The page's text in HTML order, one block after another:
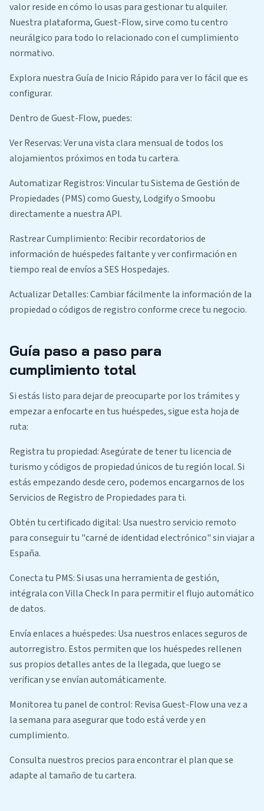
valor reside en cómo lo usas para gestionar tu alquiler.
Nuestra plataforma, Guest-Flow, sirve como tu centro
neurálgico para todo lo relacionado con el cumplimiento
normativo.
Explora nuestra Guía de Inicio Rápido para ver lo fácil que es
configurar.
Dentro de Guest-Flow, puedes:
Ver Reservas: Ver una vista clara mensual de todos los
alojamientos próximos en toda tu cartera.
Automatizar Registros: Vincular tu Sistema de Gestión de
Propiedades (PMS) como Guesty, Lodgify o Smoobu
directamente a nuestra API.
Rastrear Cumplimiento: Recibir recordatorios de
información de huéspedes faltante y ver confirmación en
tiempo real de envíos a SES Hospedajes.
Actualizar Detalles: Cambiar fácilmente la información de la
propiedad o códigos de registro conforme crece tu negocio.
Guía paso a paso para
cumplimiento total
Si estás listo para dejar de preocuparte por los trámites y
empezar a enfocarte en tus huéspedes, sigue esta hoja de
ruta:
Registra tu propiedad: Asegúrate de tener tu licencia de
turismo y códigos de propiedad únicos de tu región local. Si
estás empezando desde cero, podemos encargarnos de los
Servicios de Registro de Propiedades para ti.
Obtén tu certificado digital: Usa nuestro servicio remoto
para conseguir tu "carné de identidad electrónico" sin viajar a
España.
Conecta tu PMS: Si usas una herramienta de gestión,
intégrala con Villa Check In para permitir el flujo automático
de datos.
Envía enlaces a huéspedes: Usa nuestros enlaces seguros de
autorregistro. Estos permiten que los huéspedes rellenen
sus propios detalles antes de la llegada, que luego se
verifican y se envían automáticamente.
Monitorea tu panel de control: Revisa Guest-Flow una vez a
la semana para asegurar que todo está verde y en
cumplimiento.
Consulta nuestros precios para encontrar el plan que se
adapte al tamaño de tu cartera.